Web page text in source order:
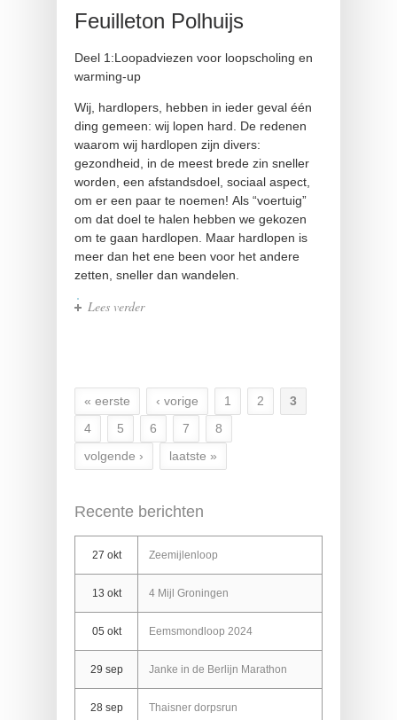
Feuilleton Polhuijs
Deel 1:Loopadviezen voor loopscholing en
warming-up
Wij, hardlopers, hebben in ieder geval één
ding gemeen: wij lopen hard. De redenen
waarom wij hardlopen zijn divers:
gezondheid, in de meest brede zin sneller
worden, een afstandsdoel, sociaal aspect,
om er een paar te noemen! Als “voertuig”
om dat doel te halen hebben we gekozen
om te gaan hardlopen. Maar hardlopen is
meer dan het ene been voor het andere
zetten, sneller dan wandelen.
Lees verderover Feuilleton Polhuijs
Pagina's
« eerste ‹ vorige 1 2
3
4
5 6 7
8
volgende ›
laatste »
Recente berichten
27 okt Zeemijlenloop
13 okt 4 Mijl Groningen
05 okt Eemsmondloop 2024
29 sep Janke in de Berlijn Marathon
28 sep Thaisner dorpsrun